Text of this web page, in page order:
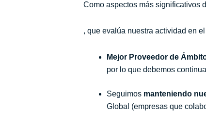
Como aspectos más significativos
, que evalúa nuestra actividad en
Mejor Proveedor de
por lo que debemos
Seguimos manteniendo
Global (empresas que